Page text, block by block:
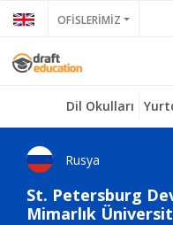
OFİSLERİMİZ
Dil Okulları
Rusya
St. Petersburg
Mimarlık